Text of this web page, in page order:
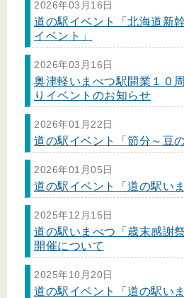
2026年03月16日
道の駅イベント「北海道新
イベント」
2026年03月16日
奥津軽いまべつ駅開業１０
りイベントのお知らせ
2026年01月22日
道の駅イベント「節分～豆
2026年01月05日
道の駅イベント「道の駅い
2025年12月15日
道の駅いまべつ「歳末感謝
開催について
2025年10月20日
道の駅イベント「道の駅い